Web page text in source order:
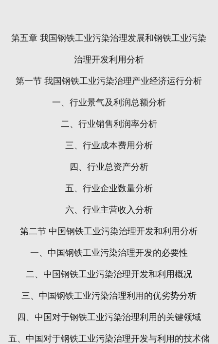
第五章 我国钢铁工业污染治理发展和钢铁工业污染
治理开发利用分析
第一节 我国钢铁工业污染治理产业经济运行分析
一、行业景气及利润总额分析
二、行业销售利润率分析
三、行业成本费用分析
四、行业总资产分析
五、行业企业数量分析
六、行业主营收入分析
第二节 中国钢铁工业污染治理开发和利用分析
一、中国钢铁工业污染治理开发的必要性
二、中国钢铁工业污染治理开发和利用概况
三、中国钢铁工业污染治理利用的优劣势分析
四、中国对于钢铁工业污染治理利用的关键领域
五、中国对于钢铁工业污染治理开发与利用的技术储